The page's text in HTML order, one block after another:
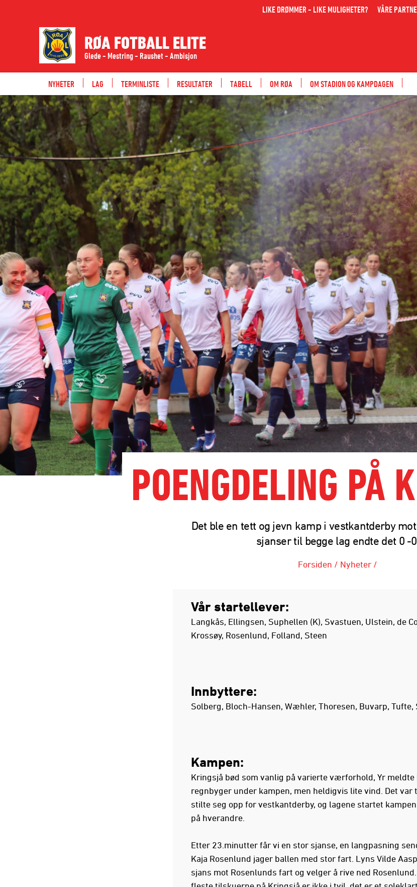
LIKE DRØMMER - LIKE MULIGHETER? VÅRE
RØA FOTBALL ELITE
Glede - Mestring - Raushet - Ambisjon
NYHETER LAG TERMINLISTE RESULTATER TABELL OM RØA OM STADION OG KAMPDAGEN
POENGDELING PÅ
Det ble en tett og jevn kamp i vestkantderby
sjanser til begge lag endte det 0 -
Forsiden / Nyheter /
Vår startellever:
Langkås, Ellingsen, Suphellen (K), Svastuen, Ulstein, de
Krossøy, Rosenlund, Folland, Steen
Innbyttere:
Solberg, Bloch-Hansen, Wæhler, Thoresen, Buvarp, Tufte,
Kampen:
Kringsjå bød som vanlig på varierte værforhold, Yr
regnbyger under kampen, men heldigvis lite vind. Det var
stilte seg opp for vestkantderby, og lagene startet
på hverandre.
Etter 23.minutter får vi en stor sjanse, en langpasning
Kaja Rosenlund jager ballen med stor fart. Lyns Vilde
sjans mot Rosenlunds fart og velger å rive ned